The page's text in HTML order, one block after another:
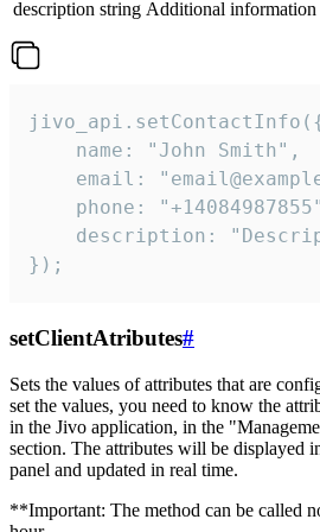
description string Additional information
    name: "John Smith",
email:
phone:
description:
});
setClientAtributes#
Sets the values ​​of attributes that are
set the values, you need to know the
in the Jivo application, in the
section. The attributes will be displayed
panel and updated in real time.
**Important: The method can be called